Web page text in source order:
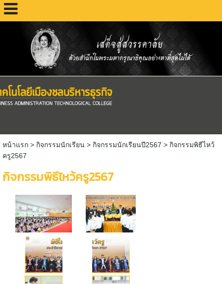
หน้าแรก> กิจกรรมนักเรียน > กิจกรรมนักเรียนปี2567 > กิจกรรมพิธีไหว้
ครู2567
กิจกรรมพิธีไหว้ครู2567